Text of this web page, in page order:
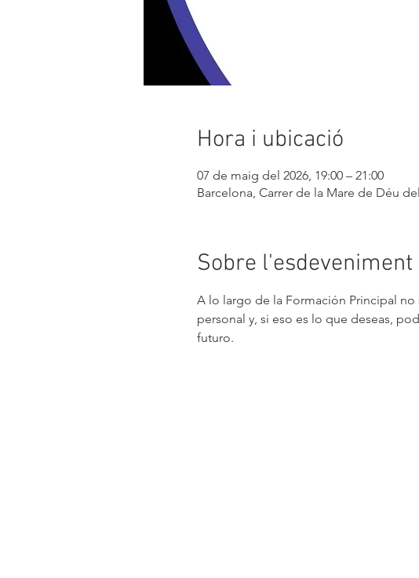
Hora i ubicació
07 de maig del 2026, 19:00 – 21:00
Barcelona, Carrer de la Mare de Déu
Sobre l'esdeveniment
A lo largo de la Formación Principal
personal y, si eso es lo que deseas,
futuro.